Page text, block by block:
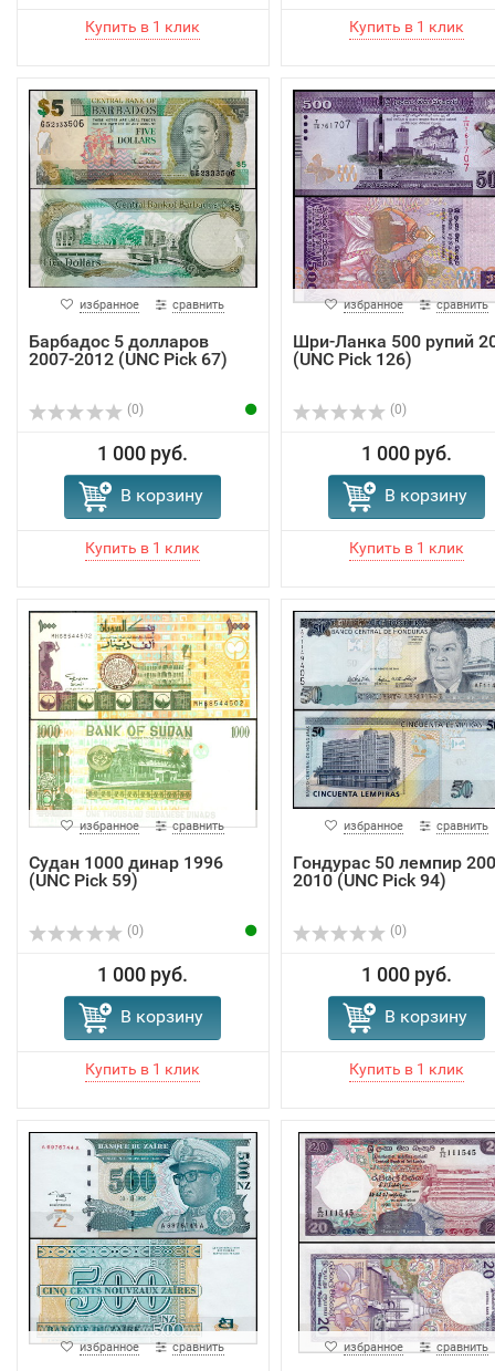
избранное сравнить
Барбадос 5 долларов
2007-2012 (UNC Pick 67)
(0)
1 000 руб.
В корзину
избранное сравнить
Шри-Ланка 500 рупий
(UNC Pick 126)
(0)
1 000 руб.
В корзину
избранное сравнить
Судан 1000 динар 1996
(UNC Pick 59)
(0)
1 000 руб.
В корзину
избранное сравнить
Гондурас 50 лемпир
2010 (UNC Pick 94)
(0)
1 000 руб.
В корзину
избранное сравнить избранное сравнить